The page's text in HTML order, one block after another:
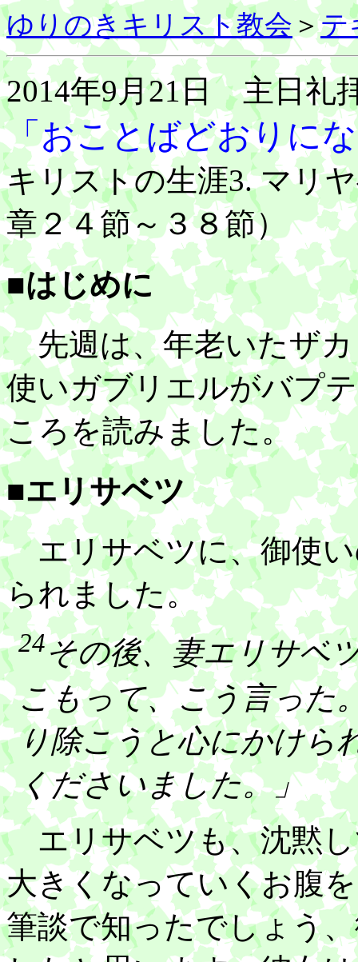
ゆりのきキリスト教会 ＞テ
2014年9月21日 主日礼
「おことばどおりに
キリストの生涯3. マリ
章２４節～３８節）
■はじめに
先週は、年老いたザカ
使いガブリエルがバプ
ころを読みました。
■エリサベツ
エリサベツに、御使い
られました。
24その後、妻エリサベ
こもって、こう言った
り除こうと心にかけら
くださいました。」
エリサベツも、沈黙し
大きくなっていくお腹
筆談で知ったでしょう